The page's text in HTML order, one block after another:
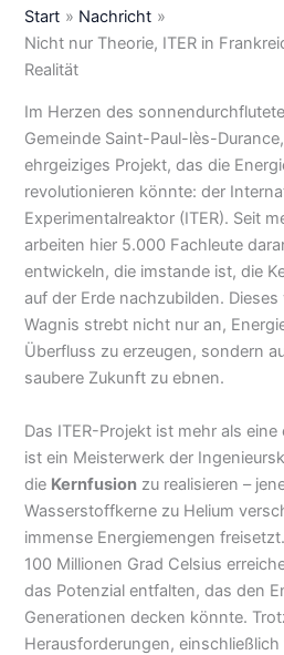
Start
Nachricht
Nicht nur Theorie, ITER in
Realität
Im Herzen des
Gemeinde Saint-Paul-lès-
ehrgeiziges Projekt, das die
revolutionieren könnte: der
Experimentalreaktor (ITER). Seit
arbeiten hier 5.000 Fachleute
entwickeln, die imstande ist, die
auf der Erde nachzubilden.
Wagnis strebt nicht nur an,
Überfluss zu erzeugen, sondern
saubere Zukunft zu ebnen.
Das ITER-Projekt ist mehr als
ist ein Meisterwerk der
die Kernfusion zu realisieren –
Wasserstoffkerne zu Helium
immense Energiemengen
100 Millionen Grad Celsius
das Potenzial entfalten, das den
Generationen decken könnte.
Herausforderungen,